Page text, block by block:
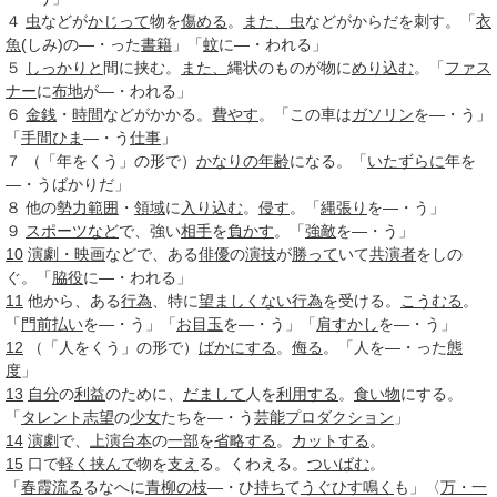
４ 虫などがかじって物を傷める 。 また、 虫などがからだを刺す。「衣
魚(しみ)の―・った書籍 」「蚊に―・われる」
５
しっかりと 間に挟む。 また、 縄状のものが物にめり込む。「ファス
ナーに布地が―・われる」
６ 金銭 ・ 時間などがかかる。 費やす。「この車はガソリンを―・う」
「手間ひま―・う仕事 」
７
（「年をくう」の形で） かなりの年齢になる。「いたずらに年を
―・うばかりだ」
８ 他の勢力範囲 ・ 領域に 入り込む。 侵す。「縄張り を―・う」
９ スポーツなどで、強い相手を負かす。「強敵を―・う」
10 演劇・映画などで、ある俳優の演技が勝っていて共演者をしの
ぐ。「脇役に―・われる」
11 他から、ある行為 、特に望ましくない行為を受ける。 こうむる 。
「 門前払いを―・う」「お目玉を―・う」「 肩すかしを―・う」
12 （「人をくう」の形で） ばかにする 。 侮る 。「人を―・った態
度 」
13 自分の利益のために、 だまして 人を利用する 。 食い物にする。
「 タレント志望の少女たちを―・う芸能プロダクション 」
14 演劇 で、 上演台本の一部を省略する 。 カットする 。
15 口で軽く 挟んで物を支え る。くわえる。 ついばむ。
「春霞流るるなへに青柳の枝―・ひ持ちてうぐひす鳴く も」〈万・一